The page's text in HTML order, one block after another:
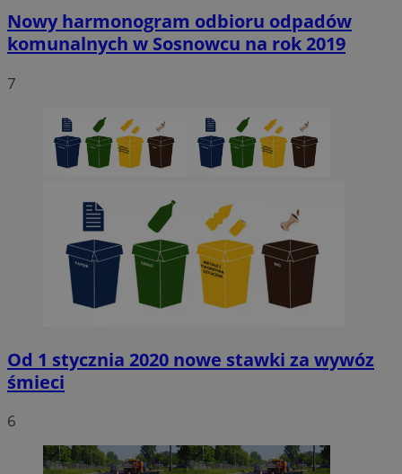
Nowy harmonogram odbioru odpadów
komunalnych w Sosnowcu na rok 2019
7
Od 1 stycznia 2020 nowe stawki za wywóz
śmieci
6
Niesklasyfikowane
Niezbędne pliki cookie umożliwiają korzystanie z podstawowych
ze strony internetowej.
Nazwa
Provider/
Domena
SessID
sosnowiecki.pl
euds .rfihub.com